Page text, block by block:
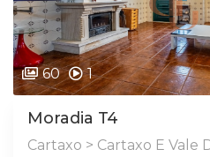
60 1
Moradia T4
Cartaxo > Cartaxo E Vale